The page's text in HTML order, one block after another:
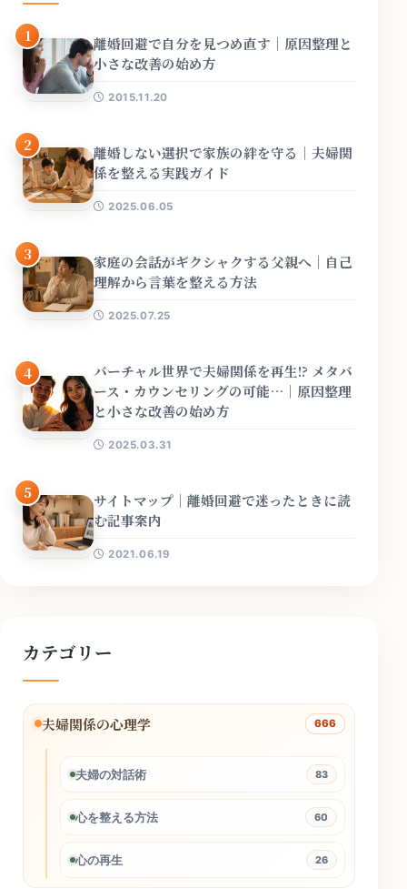
1
離婚回避で自分を見つめ直す｜原因整理と
小さな改善の始め方
2015.11.20
2
離婚しない選択で家族の絆を守る｜夫婦関
係を整える実践ガイド
2025.06.05
3
家庭の会話がギクシャクする父親へ｜自己
理解から言葉を整える方法
2025.07.25
4
バーチャル世界で夫婦関係を再生!? メタバ
ース・カウンセリングの可能…｜原因整理
と小さな改善の始め方
2025.03.31
5
サイトマップ｜離婚回避で迷ったときに読
む記事案内
2021.06.19
カテゴリー
夫婦関係の心理学 666
夫婦の対話術 83
心を整える方法 60
心の再生 26